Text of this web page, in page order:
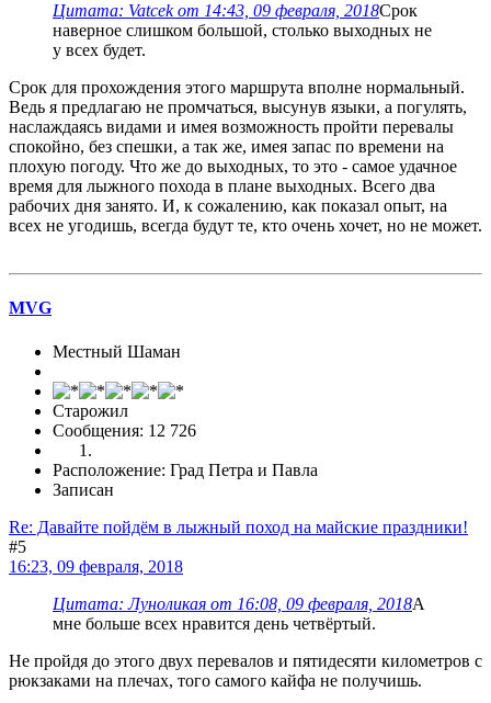
Цитата: Vatcek от 14:43, 09 февраля, 2018Срок
наверное слишком большой, столько выходных не
у всех будет.
Срок для прохождения этого маршрута вполне нормальный.
Ведь я предлагаю не промчаться, высунув языки, а погулять,
наслаждаясь видами и имея возможность пройти перевалы
спокойно, без спешки, а так же, имея запас по времени на
плохую погоду. Что же до выходных, то это - самое удачное
время для лыжного похода в плане выходных. Всего два
рабочих дня занято. И, к сожалению, как показал опыт, на
всех не угодишь, всегда будут те, кто очень хочет, но не может.
MVG
Местный Шаман
Старожил
Сообщения: 12 726
Расположение: Град Петра и Павла
Записан
Re: Давайте пойдём в лыжный поход на майские праздники!
#5
16:23, 09 февраля, 2018
Цитата: Луноликая от 16:08, 09 февраля, 2018А
мне больше всех нравится день четвёртый.
Не пройдя до этого двух перевалов и пятидесяти километров с
рюкзаками на плечах, того самого кайфа не получишь.